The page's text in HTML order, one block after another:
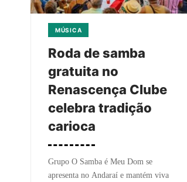
MÚSICA
Roda de samba
gratuita no
Renascença Clube
celebra tradição
carioca
Grupo O Samba é Meu Dom se
apresenta no Andaraí e mantém viva